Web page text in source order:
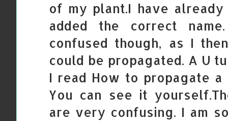
of my plant.I have
added the correct
confused though, as I
could be propagated. A U
I read How to propagate a
You can see it
are very confusing. I am